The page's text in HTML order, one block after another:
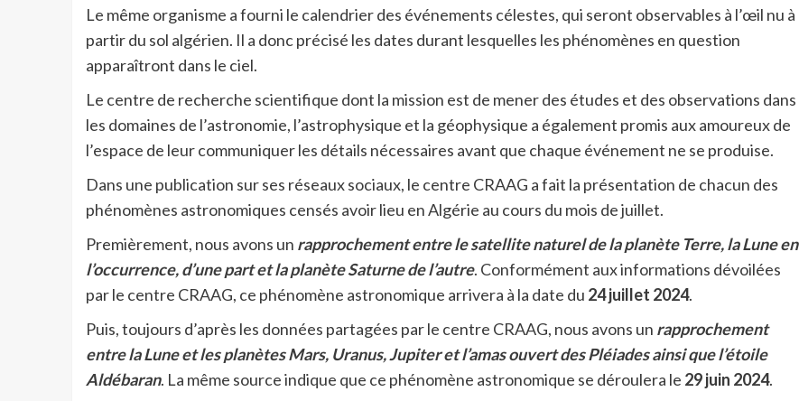
Le même organisme a fourni le calendrier des événements célestes, qui seront observables à l’œil nu à
partir du sol algérien. Il a donc précisé les dates durant lesquelles les phénomènes en question
apparaîtront dans le ciel.
Le centre de recherche scientifique dont la mission est de mener des études et des observations dans
les domaines de l’astronomie, l’astrophysique et la géophysique a également promis aux amoureux de
l’espace de leur communiquer les détails nécessaires avant que chaque événement ne se produise.
Dans une publication sur ses réseaux sociaux, le centre CRAAG a fait la présentation de chacun des
phénomènes astronomiques censés avoir lieu en Algérie au cours du mois de juillet.
Premièrement, nous avons un rapprochement entre le satellite naturel de la planète Terre, la Lune en
l’occurrence, d’une part et la planète Saturne de l’autre. Conformément aux informations dévoilées
par le centre CRAAG, ce phénomène astronomique arrivera à la date du 24 juillet 2024.
Puis, toujours d’après les données partagées par le centre CRAAG, nous avons un rapprochement
entre la Lune et les planètes Mars, Uranus, Jupiter et l’amas ouvert des Pléiades ainsi que l’étoile
Aldébaran. La même source indique que ce phénomène astronomique se déroulera le 29 juin 2024.